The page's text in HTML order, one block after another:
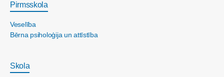
Pirmsskola
Veselība
Bērna psiholoģija un attīstība
Skola